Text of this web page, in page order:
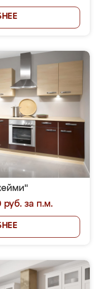
руб. за п.м.